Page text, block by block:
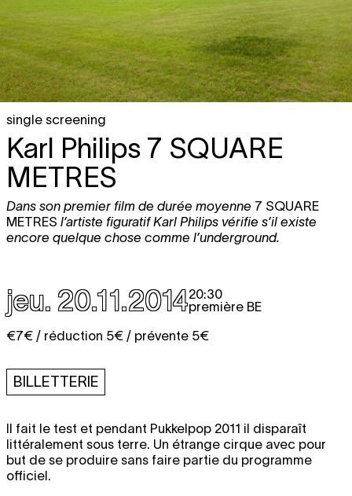
single screening
Karl Philips 7 SQUARE
METRES
Dans son premier film de durée moyenne 7 SQUARE
METRES l’artiste figuratif Karl Philips vérifie s’il existe
encore quelque chose comme l’underground.
jeu. 20.11.201420:30
première BE
€7€ / réduction 5€ / prévente 5€
BILLETTERIE
Il fait le test et pendant Pukkelpop 2011 il disparaît
littéralement sous terre. Un étrange cirque avec pour
but de se produire sans faire partie du programme
officiel.